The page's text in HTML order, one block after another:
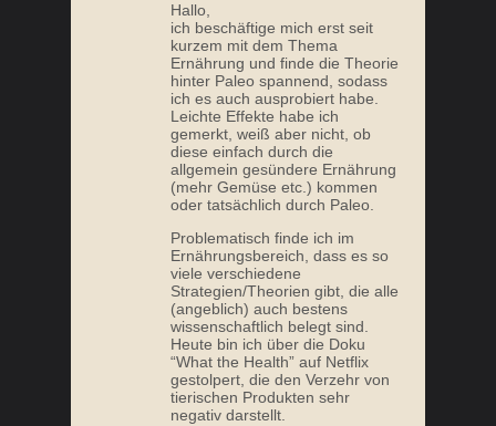
Hallo,
ich beschäftige mich erst seit
kurzem mit dem Thema
Ernährung und finde die Theorie
hinter Paleo spannend, sodass
ich es auch ausprobiert habe.
Leichte Effekte habe ich
gemerkt, weiß aber nicht, ob
diese einfach durch die
allgemein gesündere Ernährung
(mehr Gemüse etc.) kommen
oder tatsächlich durch Paleo.
Problematisch finde ich im
Ernährungsbereich, dass es so
viele verschiedene
Strategien/Theorien gibt, die alle
(angeblich) auch bestens
wissenschaftlich belegt sind.
Heute bin ich über die Doku
“What the Health” auf Netflix
gestolpert, die den Verzehr von
tierischen Produkten sehr
negativ darstellt.